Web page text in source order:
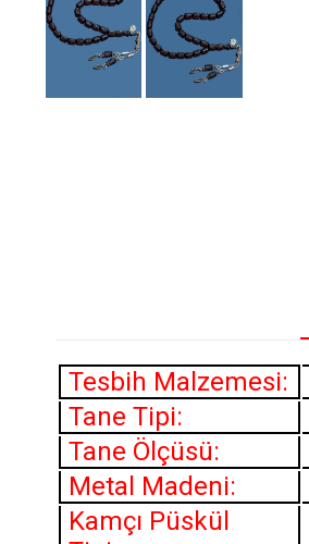
Tesbih Malzemesi:
Tane Tipi:
Tane Ölçüsü:
Metal Madeni:
Kamçı Püskül